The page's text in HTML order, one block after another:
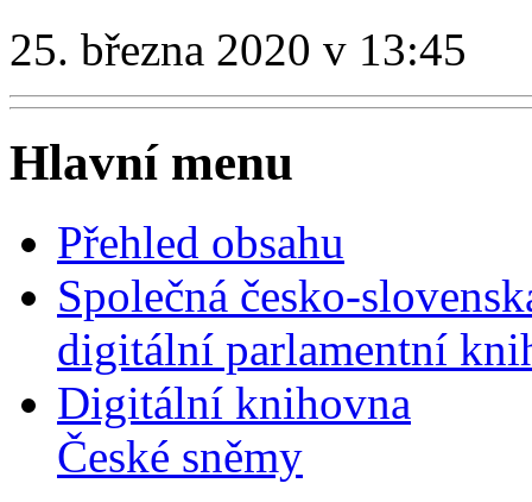
25. března 2020 v 13:45
Hlavní menu
Přehled obsahu
Společná česko-
digitální parlamentní
Digitální knihovna
České sněmy